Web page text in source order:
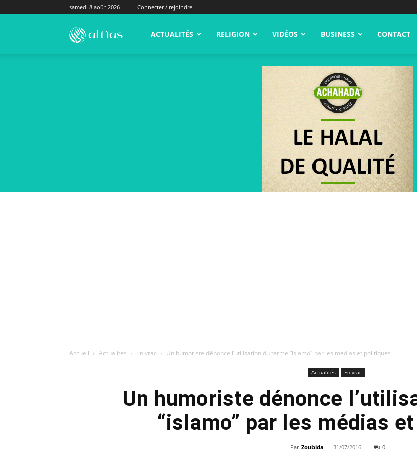
samedi 8 août 2026 Connecter / rejoindre
alNas.fr ACTUALITÉS RELIGION VIDÉOS BUSINESS CONTACT
Accueil Actualités En vrac Un humoriste dénonce l’utilisation du terme “islamo” par les médias et politiques
Actualités En vrac
Un humoriste dénonce
“islamo” par les médias
Par Zoubida - 31/07/2016 0